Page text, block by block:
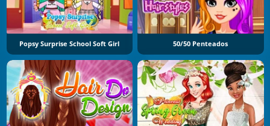
Popsy Surprise School Soft Girl 50/50 Penteados